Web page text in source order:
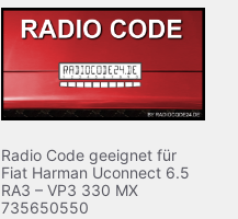
Radio Code geeignet für
Fiat Harman Uconnect 6.5
RA3 – VP3 330 MX
735650550